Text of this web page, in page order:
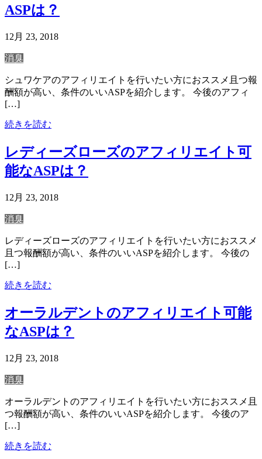
ASPは？
12月 23, 2018
消臭
シュワケアのアフィリエイトを行いたい方におススメ且つ報
酬額が高い、条件のいいASPを紹介します。 今後のアフィ
[…]
続きを読む
レディーズローズのアフィリエイト可
能なASPは？
12月 23, 2018
消臭
レディーズローズのアフィリエイトを行いたい方におススメ
且つ報酬額が高い、条件のいいASPを紹介します。 今後の
[…]
続きを読む
オーラルデントのアフィリエイト可能
なASPは？
12月 23, 2018
消臭
オーラルデントのアフィリエイトを行いたい方におススメ且
つ報酬額が高い、条件のいいASPを紹介します。 今後のア
[…]
続きを読む